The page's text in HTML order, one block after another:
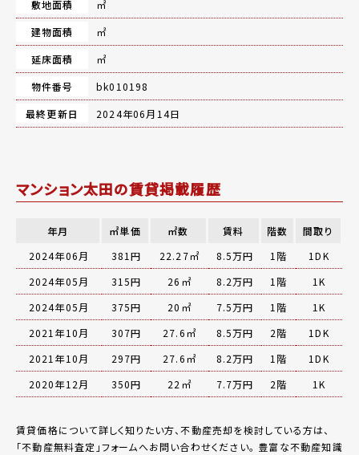
敷地面積
㎡
建物面積
㎡
延床面積
㎡
物件番号
bk010198
最終更新日
2024年06月14日
マンション太田の賃貸掲載履歴
年月 ㎡単価 ㎡数 賃料 階数
間取り
2024年06月
381円 22.27㎡ 8.5万円 1階
1DK
2024年05月
315円 26㎡ 8.2万円 1階
1K
2024年05月
375円 20㎡ 7.5万円 1階
1K
2021年10月
307円 27.6㎡ 8.5万円 2階
1DK
2021年10月
297円 27.6㎡ 8.2万円 1階
1DK
2020年12月
350円 22㎡ 7.7万円 2階 1K
賃貸価格について詳しく知りたい方、不動産売却を検討している方は、
「不動産無料査定 」フォームへお問い合わせください。 豊富な不動産知識